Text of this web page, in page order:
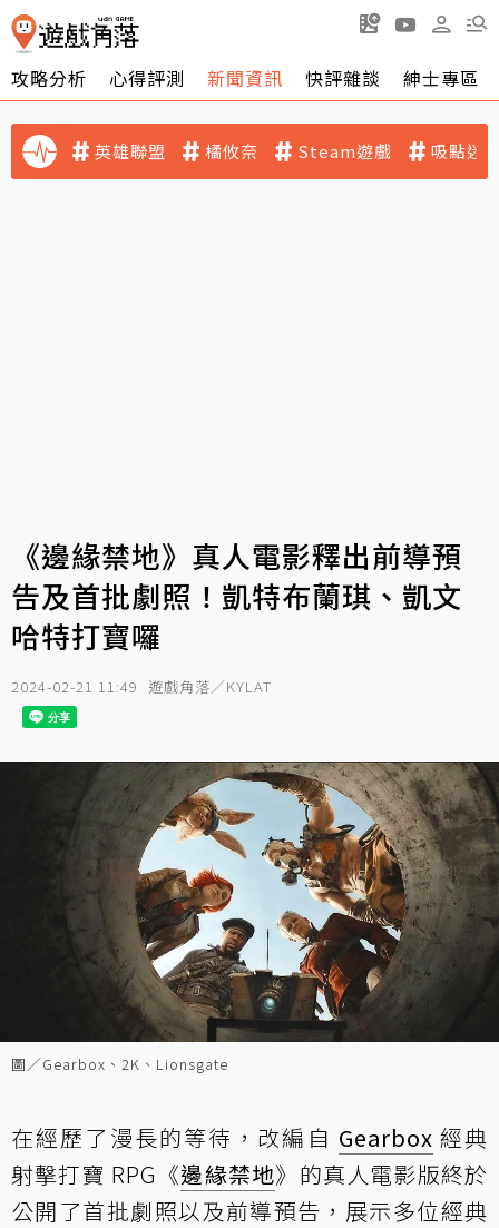
攻略分析 心得評測 新聞資訊 快評雜談 紳士專區
英雄聯盟 橘攸奈 Steam遊戲 吸點迷
《邊緣禁地》真人電影釋出前導預
告及首批劇照！凱特布蘭琪、凱文
哈特打寶囉
2024-02-21 11:49 遊戲角落／KYLAT
圖／Gearbox、2K、Lionsgate
在經歷了漫長的等待，改編自 Gearbox 經典
射擊打寶 RPG《邊緣禁地》的真人電影版終於
公開了首批劇照以及前導預告，展示多位經典